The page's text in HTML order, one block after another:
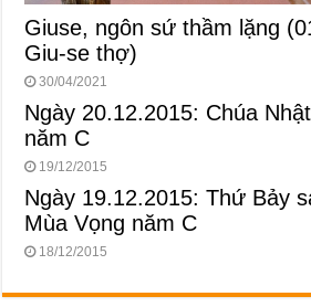
Giuse, ngôn sứ thầm lặng
Giu-se thợ)
30/04/2021
Ngày 20.12.2015: Chúa
năm C
19/12/2015
Ngày 19.12.2015: Thứ Bảy
Mùa Vọng năm C
18/12/2015